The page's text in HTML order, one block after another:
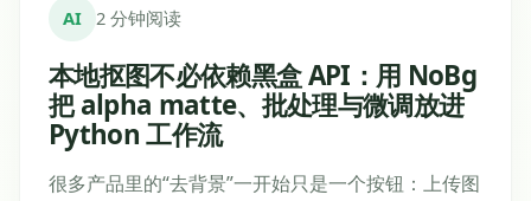
AI 2 分钟阅读
本地抠图不必依赖黑盒 API：用 NoBg
把 alpha matte、批处理与微调放进
Python 工作流
很多产品里的“去背景”一开始只是一个按钮：上传图